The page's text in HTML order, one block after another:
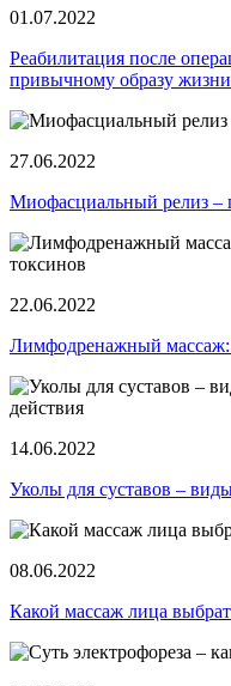
01.07.2022
Реабилитация после
привычному образу
27.06.2022
Миофасциальный релиз
22.06.2022
Лимфодренажный массаж:
14.06.2022
Уколы для суставов ‒
08.06.2022
Какой массаж лица